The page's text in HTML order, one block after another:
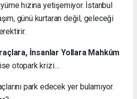
hızına yetişemiyor. İstanbul
günü kurtaran değil, geleceği
İnsanlar Yollara Mahkûm
otopark krizi…
park edecek yer bulamıyor.